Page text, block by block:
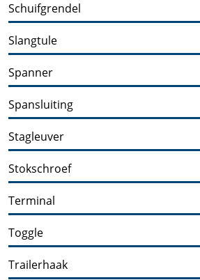
Schuifgrendel
Slangtule
Spanner
Spansluiting
Stagleuver
Stokschroef
Terminal
Toggle
Trailerhaak